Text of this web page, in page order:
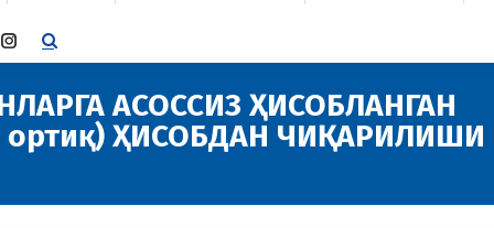
INSTAGRAM
OPENS
IN
NEW
АСОССИЗ ҲИСОБЛАНГАН
ортиқ) ҲИСОБДАН ЧИҚАРИЛИШИ